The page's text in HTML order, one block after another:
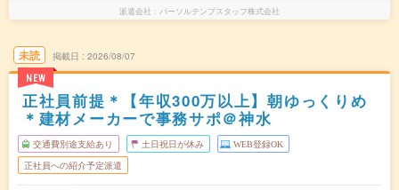
派遣会社 パーソルテンプスタッフ株式会社
未読
NEW
掲載日 2026/08/07
正社員前提＊【年収300万以上】朝ゆっくりめ
＊建材メーカーで事務サポ＠神水
交通費別途支給あり 土日祝日が休み WEB登録OK
正社員への紹介予定派遣